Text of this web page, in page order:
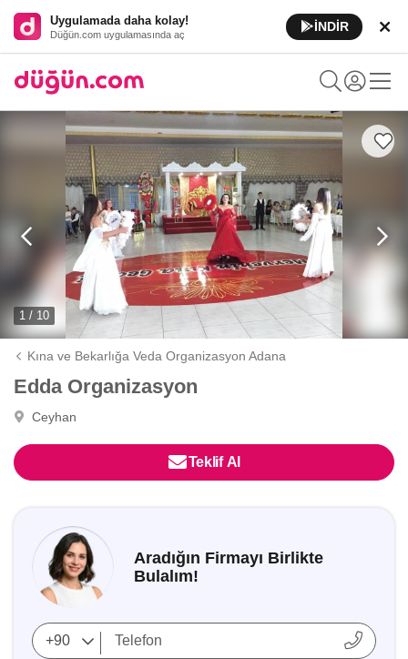
Uygulamada daha kolay!
Düğün.com uygulamasında aç
İNDİR
1 / 10
Kına ve Bekarlığa Veda Organizasyon Adana
Edda Organizasyon
Ceyhan
Teklif Al
Aradığın Firmayı Birlikte
Bulalım!